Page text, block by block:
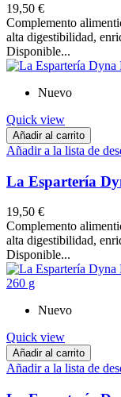
19,50 €
Complemento
alta digestibilidad,
Disponible...
Nuevo
Quick view
Añadir al carrito
Añadir a la lista de
La Espartería
19,50 €
Complemento
alta digestibilidad,
Disponible...
Nuevo
Quick view
Añadir al carrito
Añadir a la lista de